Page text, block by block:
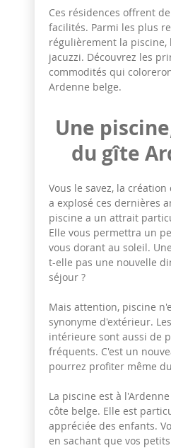
Ces résidences offrent
facilités. Parmi les plus
régulièrement la piscine,
jacuzzi. Découvrez les
commodités qui
Ardenne belge.
Une
du gîte
Vous le savez, la
a explosé ces dernières
piscine a un attrait
Elle vous permettra un
vous dorant au soleil.
t-elle pas une nouvelle
séjour ?
Mais attention, piscine
synonyme d'extérieur.
intérieure sont aussi de
fréquents. C'est un
pourrez profiter même
La piscine est à
côte belge. Elle est
appréciée des enfants.
en sachant que vos